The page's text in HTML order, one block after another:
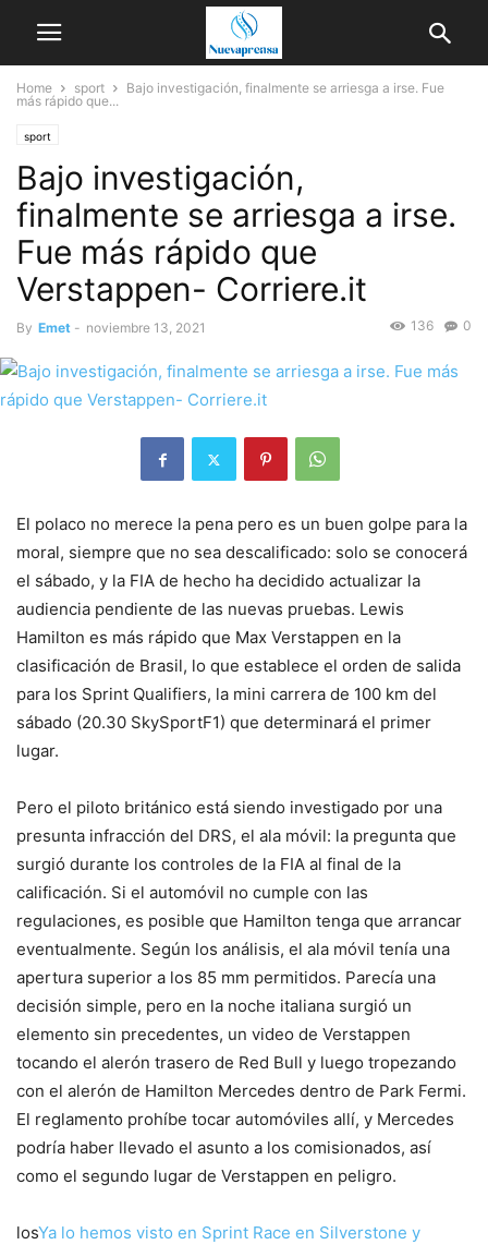
Home sport
Bajo investigación, finalmente se arriesga a irse. Fue
más rápido que...
sport
Bajo investigación,
finalmente se arriesga a irse.
Fue más rápido que
Verstappen- Corriere.it
By Emet - noviembre 13, 2021 0
136
El polaco no merece la pena pero es un buen golpe para la
moral, siempre que no sea descalificado: solo se conocerá
el sábado, y la FIA de hecho ha decidido actualizar la
audiencia pendiente de las nuevas pruebas. Lewis
Hamilton es más rápido que Max Verstappen en la
clasificación de Brasil, lo que establece el orden de salida
para los Sprint Qualifiers, la mini carrera de 100 km del
sábado (20.30 SkySportF1) que determinará el primer
lugar.
Pero el piloto británico está siendo investigado por una
presunta infracción del DRS, el ala móvil: la pregunta que
surgió durante los controles de la FIA al final de la
calificación. Si el automóvil no cumple con las
regulaciones, es posible que Hamilton tenga que arrancar
eventualmente. Según los análisis, el ala móvil tenía una
apertura superior a los 85 mm permitidos. Parecía una
decisión simple, pero en la noche italiana surgió un
elemento sin precedentes, un video de Verstappen
tocando el alerón trasero de Red Bull y luego tropezando
con el alerón de Hamilton Mercedes dentro de Park Fermi.
El reglamento prohíbe tocar automóviles allí, y Mercedes
podría haber llevado el asunto a los comisionados, así
como el segundo lugar de Verstappen en peligro.
losYa lo hemos visto en Sprint Race en Silverstone y